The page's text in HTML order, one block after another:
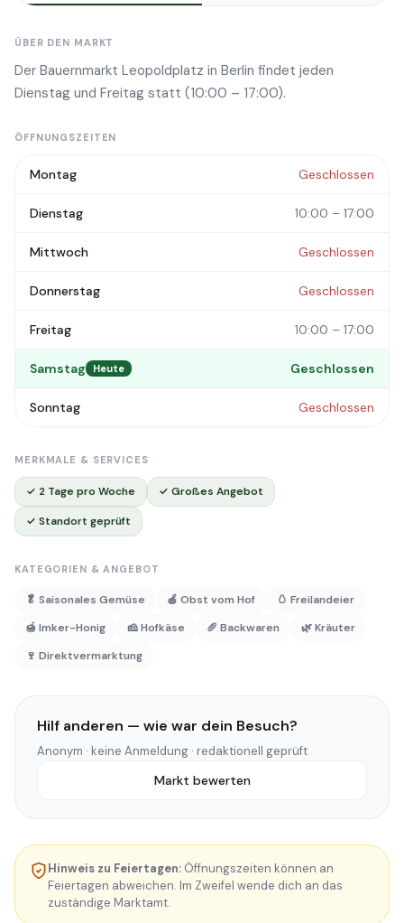
ÜBER DEN MARKT
Der Bauernmarkt Leopoldplatz in Berlin findet jeden
Dienstag und Freitag statt (10:00 – 17:00).
ÖFFNUNGSZEITEN
Montag Geschlossen
Dienstag 10:00 – 17:00
Mittwoch Geschlossen
Donnerstag Geschlossen
Freitag 10:00 – 17:00
Samstag Heute Geschlossen
Sonntag Geschlossen
MERKMALE & SERVICES
✓ 2 Tage pro Woche ✓ Großes Angebot
✓ Standort geprüft
KATEGORIEN & ANGEBOT
🥬 Saisonales Gemüse 🍎 Obst vom Hof
🥚 Freilandeier
🍯 Imker-Honig
🧀 Hofkäse 🥖 Backwaren
🌿 Kräuter
🍷 Direktvermarktung
Hilf anderen — wie war dein Besuch?
Anonym · keine Anmeldung · redaktionell geprüft
Markt bewerten
Hinweis zu Feiertagen: Öffnungszeiten können an
Feiertagen abweichen. Im Zweifel wende dich an das
zuständige Marktamt.